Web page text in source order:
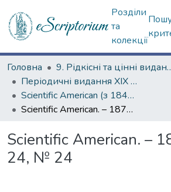
Розділи
та
колекції
Головна
9. Рідкісні
Періодичні видання ХІХ ст.
Scientific American (з 1845 р.)
Scientific American. – 1871. – Vol. 24, № 24
Scientific American. –
24, № 24